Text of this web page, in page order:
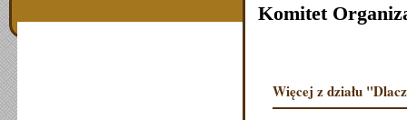
Komitet
Więcej z działu